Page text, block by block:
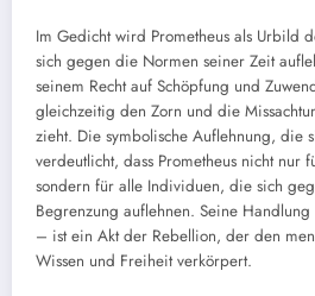
Im Gedicht wird Prometheus als Urbild
sich gegen die Normen seiner Zeit
seinem Recht auf Schöpfung und
gleichzeitig den Zorn und die
zieht. Die symbolische Auflehnung, die
verdeutlicht, dass Prometheus nicht nur
sondern für alle Individuen, die sich
Begrenzung auflehnen. Seine
– ist ein Akt der Rebellion, der den
Wissen und Freiheit verkörpert.